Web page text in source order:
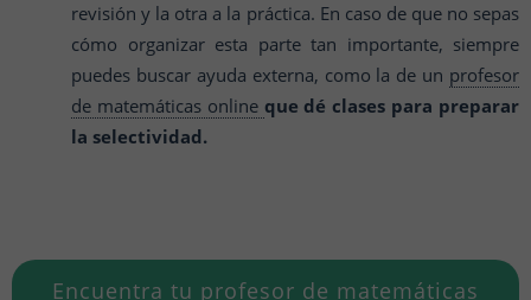
revisión y la otra a la práctica. En caso de que no sepas
cómo organizar esta parte tan importante, siempre
puedes buscar ayuda externa, como la de un profesor
de matemáticas online que dé clases para preparar
la selectividad.
Encuentra tu profesor de matemáticas